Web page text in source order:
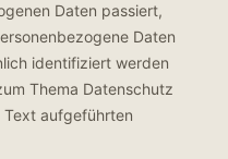
Daten passiert,
Daten
identifiziert werden
Thema Datenschutz
Text aufgeführten